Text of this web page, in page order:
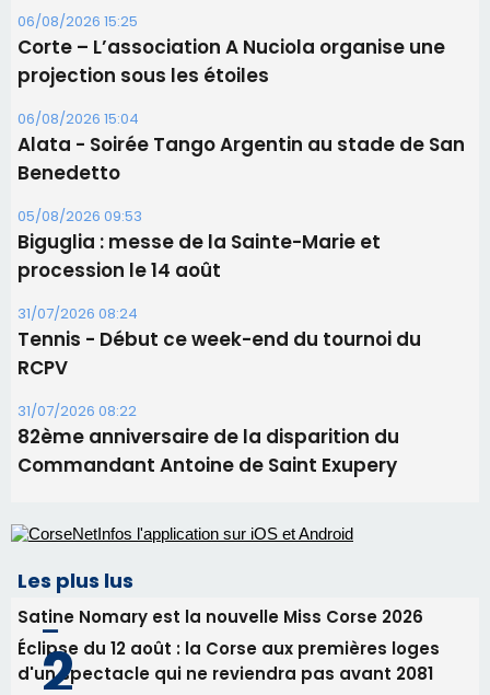
05/08/2026 09:53
Biguglia : messe de la Sainte-Marie et
procession le 14 août
31/07/2026 08:24
Tennis - Début ce week-end du tournoi du
RCPV
31/07/2026 08:22
82ème anniversaire de la disparition du
Commandant Antoine de Saint Exupery
Les plus lus
Satine Nomary est la nouvelle Miss Corse 2026
Éclipse du 12 août : la Corse aux premières loges
d'un spectacle qui ne reviendra pas avant 2081
avant le concert de Mosimann
consommation en recul dans les restaurants
La gendarmerie alerte les restaurateurs corses
face à une nouvelle escroquerie au faux vendeur de
vin